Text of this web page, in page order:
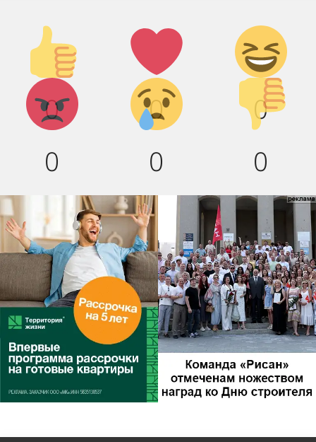
Палец
вверх!
0
Лайк!
0
Дикий
смех!
0
Агрессия!
0
Грусть :(
0
Палец
вниз!
0